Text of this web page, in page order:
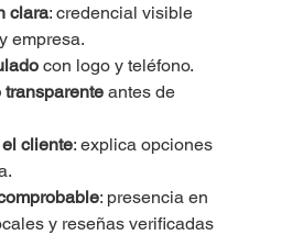
clara: credencial visible
empresa.
con logo y teléfono.
transparente antes de
cliente: explica opciones
: presencia en
y reseñas verificadas